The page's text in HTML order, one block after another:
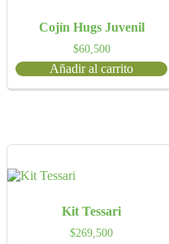
Cojín Hugs Juvenil
$60,500
Añadir al carrito
Kit Tessari
$269,500